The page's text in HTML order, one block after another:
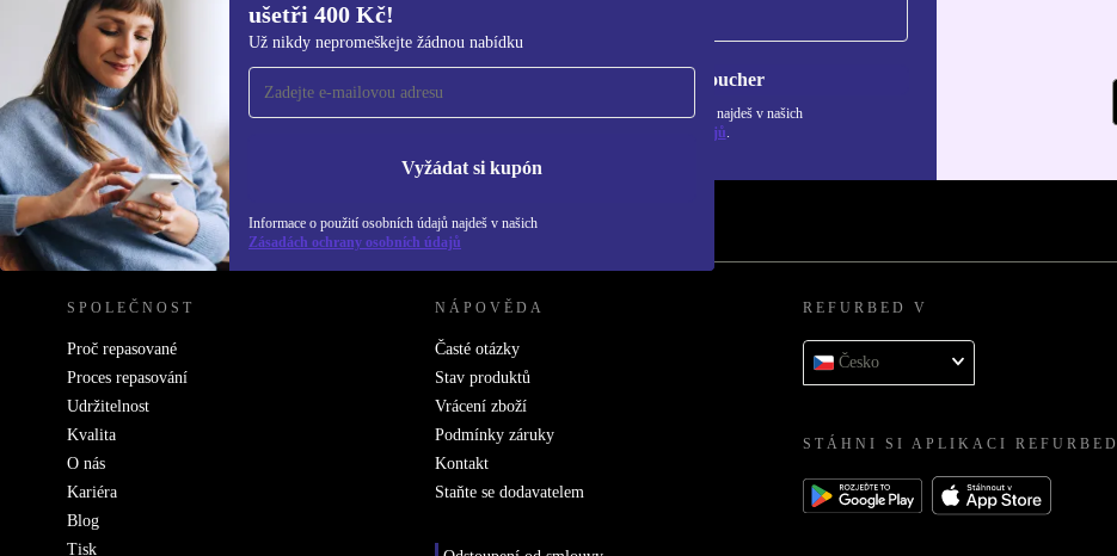
ušetři 400 Kč!
Už nikdy nepromeškejte žádnou nabídku
Vyžádat si kupón
Informace o použití osobních údajů najdeš v našich
Zásadách ochrany osobních údajů
Přihlas se k odběru našich novinek a
ušetři 400 Kč!
Už nikdy nepromeškej žádnou nabídku.
Chci voucher
Informace o použití osobních údajů najdeš v našich
Zásadách ochrany osobních údajů.
REFURBED ČESKO - RETHINK NEW.
SPOLEČNOST
Proč repasované
Proces repasování
Udržitelnost
Kvalita
O nás
Kariéra
Blog
Tisk
NÁPOVĚDA
Časté otázky
Stav produktů
Vrácení zboží
Podmínky záruky
Kontakt
Staňte se dodavatelem
REFURBED V
Česko
STÁHNI SI APLIKACI REFURBED